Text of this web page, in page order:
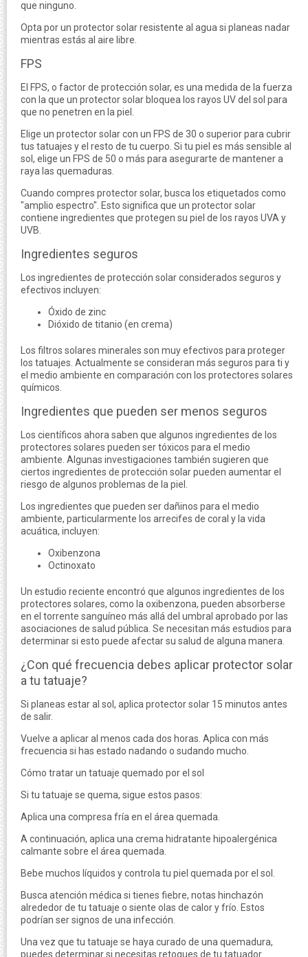
que ninguno.
Opta por un protector solar resistente al agua si planeas nadar
mientras estás al aire libre.
FPS
El FPS, o factor de protección solar, es una medida de la fuerza
con la que un protector solar bloquea los rayos UV del sol para
que no penetren en la piel.
Elige un protector solar con un FPS de 30 o superior para cubrir
tus tatuajes y el resto de tu cuerpo. Si tu piel es más sensible al
sol, elige un FPS de 50 o más para asegurarte de mantener a
raya las quemaduras.
Cuando compres protector solar, busca los etiquetados como
"amplio espectro". Esto significa que un protector solar
contiene ingredientes que protegen su piel de los rayos UVA y
UVB.
Ingredientes seguros
Los ingredientes de protección solar considerados seguros y
efectivos incluyen:
Óxido de zinc
Dióxido de titanio (en crema)
Los filtros solares minerales son muy efectivos para proteger
los tatuajes. Actualmente se consideran más seguros para ti y
el medio ambiente en comparación con los protectores solares
químicos.
Ingredientes que pueden ser menos seguros
Los científicos ahora saben que algunos ingredientes de los
protectores solares pueden ser tóxicos para el medio
ambiente. Algunas investigaciones también sugieren que
ciertos ingredientes de protección solar pueden aumentar el
riesgo de algunos problemas de la piel.
Los ingredientes que pueden ser dañinos para el medio
ambiente, particularmente los arrecifes de coral y la vida
acuática, incluyen:
Oxibenzona
Octinoxato
Un estudio reciente encontró que algunos ingredientes de los
protectores solares, como la oxibenzona, pueden absorberse
en el torrente sanguíneo más allá del umbral aprobado por las
asociaciones de salud pública. Se necesitan más estudios para
determinar si esto puede afectar su salud de alguna manera.
¿Con qué frecuencia debes aplicar protector solar
a tu tatuaje?
Si planeas estar al sol, aplica protector solar 15 minutos antes
de salir.
Vuelve a aplicar al menos cada dos horas. Aplica con más
frecuencia si has estado nadando o sudando mucho.
Cómo tratar un tatuaje quemado por el sol
Si tu tatuaje se quema, sigue estos pasos:
Aplica una compresa fría en el área quemada.
A continuación, aplica una crema hidratante hipoalergénica
calmante sobre el área quemada.
Bebe muchos líquidos y controla tu piel quemada por el sol.
Busca atención médica si tienes fiebre, notas hinchazón
alrededor de tu tatuaje o siente olas de calor y frío. Estos
podrían ser signos de una infección.
Una vez que tu tatuaje se haya curado de una quemadura,
puedes determinar si necesitas retoques de tu tatuador.